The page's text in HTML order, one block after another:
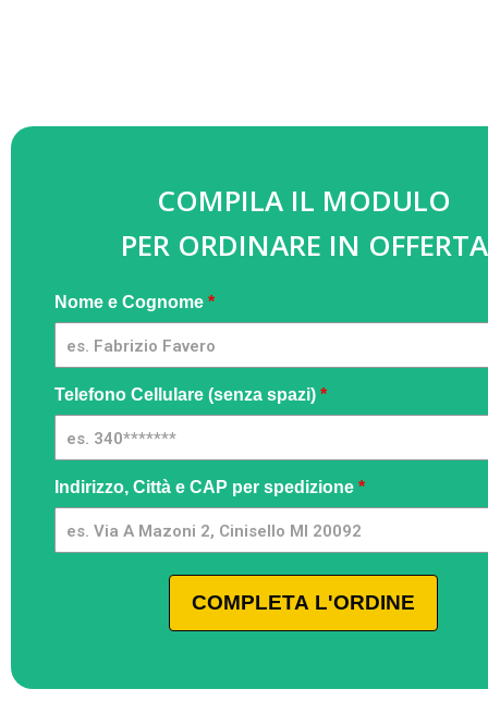
COMPILA IL MODULO
PER ORDINARE IN OFFERTA
Aeratore
Rubinetto
2x1 L3 -
Nome e Cognome *
Telefono Cellulare (senza spazi) *
Indirizzo, Città e CAP per spedizione *
COMPLETA L'ORDINE